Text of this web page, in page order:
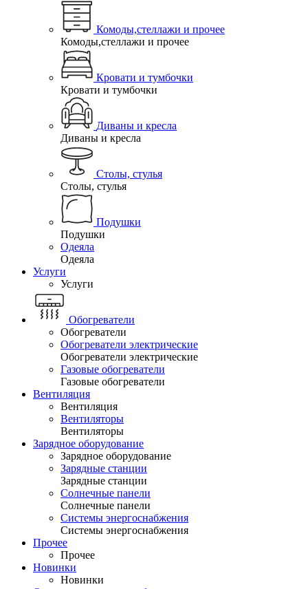
Комоды,стеллажи и прочее
Комоды,стеллажи и прочее
Кровати и тумбочки
Кровати и тумбочки
Диваны и кресла
Диваны и кресла
Столы, стулья
Столы, стулья
Подушки
Подушки
Одеяла
Одеяла
Услуги
Услуги
Обогреватели
Обогреватели
Обогреватели электрические
Обогреватели электрические
Газовые обогреватели
Газовые обогреватели
Вентиляция
Вентиляция
Вентиляторы
Вентиляторы
Зарядное оборудование
Зарядное оборудование
Зарядные станции
Зарядные станции
Солнечные панели
Солнечные панели
Системы энергоснабжения
Системы энергоснабжения
Прочее
Прочее
Новинки
Новинки